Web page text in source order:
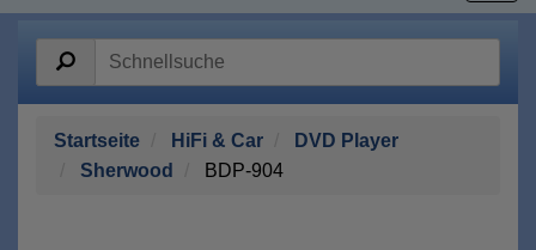
Startseite HiFi & Car
DVD Player
Sherwood
BDP-904